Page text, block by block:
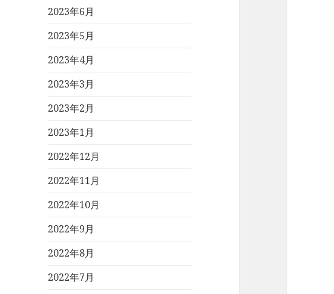
2023年6月
2023年5月
2023年4月
2023年3月
2023年2月
2023年1月
2022年12月
2022年11月
2022年10月
2022年9月
2022年8月
2022年7月